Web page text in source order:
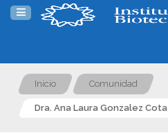
Inicio Comunidad
Dra. Ana Laura Gonzalez Cota